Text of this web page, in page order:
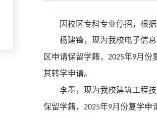
因校区专科专业停招，根
杨建锋，现为我校电子信
区申请保留学籍， 2025年9月份
其转学申请。
李墨，现为我校建筑工程
保留学籍， 2025年9月份复学申